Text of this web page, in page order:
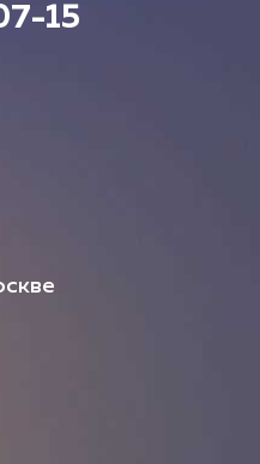
15